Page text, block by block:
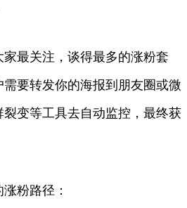
最关注，谈得最多的涨粉套
要转发你的海报到朋友圈或微
变等工具去自动监控，最终获
粉路径：